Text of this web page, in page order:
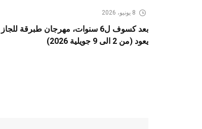
8 يونيو، 2026
بعد كسوف ل6 سنوات، مهرجان طبرقة للجاز
يعود (من 2 الى 9 جويلية 2026)